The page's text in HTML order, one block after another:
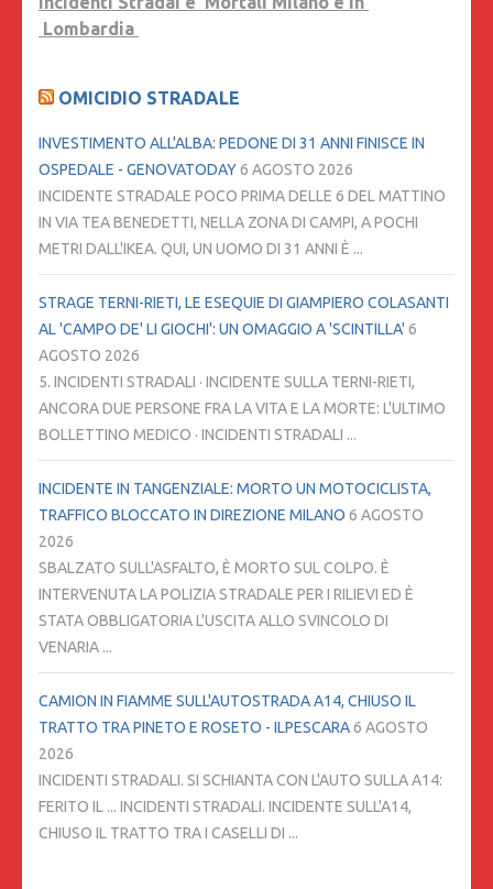
Lombardia
OMICIDIO STRADALE
INVESTIMENTO ALL'ALBA: PEDONE DI 31 ANNI FINISCE IN
OSPEDALE - GENOVATODAY6 AGOSTO 2026
INCIDENTE STRADALE POCO PRIMA DELLE 6 DEL MATTINO
IN VIA TEA BENEDETTI, NELLA ZONA DI CAMPI, A POCHI
METRI DALL'IKEA. QUI, UN UOMO DI 31 ANNI È ...
STRAGE TERNI-RIETI, LE ESEQUIE DI GIAMPIERO COLASANTI
AL 'CAMPO DE' LI GIOCHI': UN OMAGGIO A 'SCINTILLA' 6
AGOSTO 2026
5. INCIDENTI STRADALI · INCIDENTE SULLA TERNI-RIETI,
ANCORA DUE PERSONE FRA LA VITA E LA MORTE: L'ULTIMO
BOLLETTINO MEDICO · INCIDENTI STRADALI ...
INCIDENTE IN TANGENZIALE: MORTO UN MOTOCICLISTA,
TRAFFICO BLOCCATO IN DIREZIONE MILANO 6 AGOSTO
2026
SBALZATO SULL'ASFALTO, È MORTO SUL COLPO. È
INTERVENUTA LA POLIZIA STRADALE PER I RILIEVI ED È
STATA OBBLIGATORIA L'USCITA ALLO SVINCOLO DI
VENARIA ...
CAMION IN FIAMME SULL'AUTOSTRADA A14, CHIUSO IL
TRATTO TRA PINETO E ROSETO - ILPESCARA6 AGOSTO
2026
INCIDENTI STRADALI. SI SCHIANTA CON L'AUTO SULLA A14:
FERITO IL ... INCIDENTI STRADALI. INCIDENTE SULL'A14,
CHIUSO IL TRATTO TRA I CASELLI DI ...